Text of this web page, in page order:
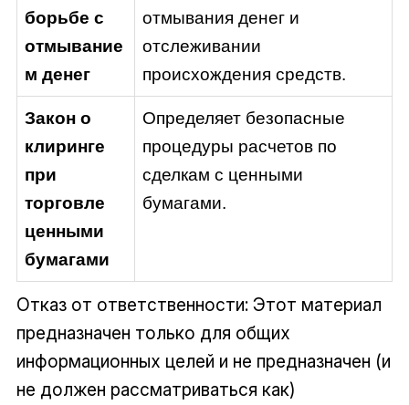
борьбе с
отмывание
м денег
отмывания денег и
отслеживании
происхождения средств.
Закон о
клиринге
при
торговле
ценными
бумагами
Определяет безопасные
процедуры расчетов по
сделкам с ценными
бумагами.
Отказ от ответственности: Этот материал
предназначен только для общих
информационных целей и не предназначен (и
не должен рассматриваться как)